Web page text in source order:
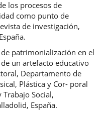
los procesos de
como punto de
de investigación,
patrimonialización en el
un artefacto educativo
Departamento de
Plástica y Cor- poral
Trabajo Social,
España.